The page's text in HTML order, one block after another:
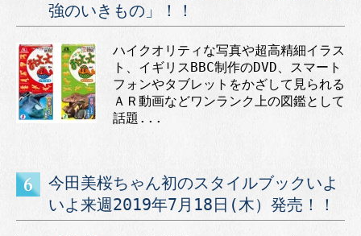
強のいきもの」！！
ハイクオリティな写真や超高精細イラス
ト、イギリスBBC制作のDVD、スマート
フォンやタブレットをかざして見られる
ＡＲ動画などワンランク上の図鑑として
話題...
今田美桜ちゃん初のスタイルブックいよ
いよ来週2019年7月18日(木）発売！！